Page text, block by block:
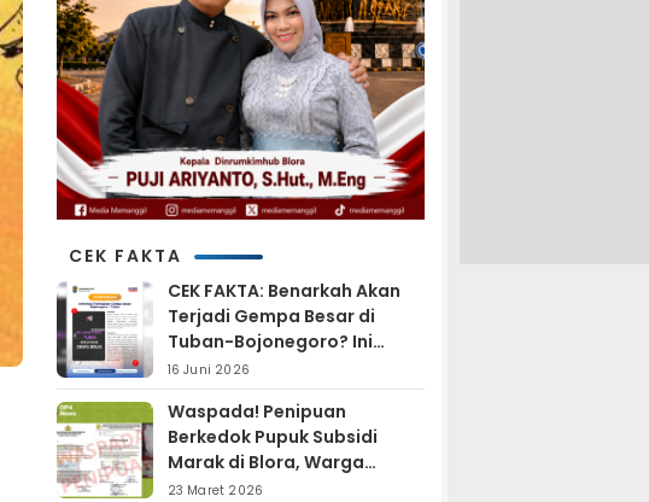
CEK FAKTA
CEK FAKTA: Benarkah Akan
Terjadi Gempa Besar di
Tuban-Bojonegoro? Ini
Penjelasan BMKG
16 Juni 2026
Waspada! Penipuan
Berkedok Pupuk Subsidi
Marak di Blora, Warga
Diminta Hati-hati
23 Maret 2026